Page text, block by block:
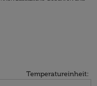
Temperatureinheit: